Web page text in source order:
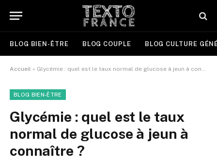
BLOG BIEN-ÊTRE BLOG COUPLE BLOG CULTURE
Accueil » Glycémie : quel est le taux normal de glucose à jeun à connaître ?
BLOG BIEN-ÊTRE
Glycémie : quel est le taux
normal de glucose à jeun à
connaître ?